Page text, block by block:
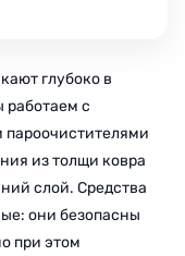
глубоко в
работаем с
из толщи ковра
слой. Средства
они безопасны
при этом